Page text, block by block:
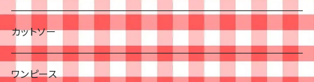
カットソー
ワンピース